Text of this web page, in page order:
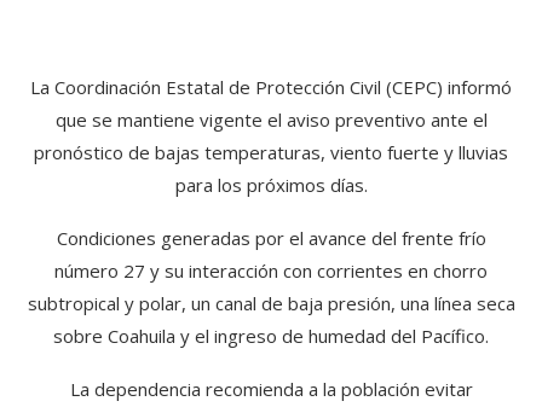
La Coordinación Estatal de Protección Civil (CEPC) informó
que se mantiene vigente el aviso preventivo ante el
pronóstico de bajas temperaturas, viento fuerte y lluvias
para los próximos días.
Condiciones generadas por el avance del frente frío
número 27 y su interacción con corrientes en chorro
subtropical y polar, un canal de baja presión, una línea seca
sobre Coahuila y el ingreso de humedad del Pacífico.
La dependencia recomienda a la población evitar